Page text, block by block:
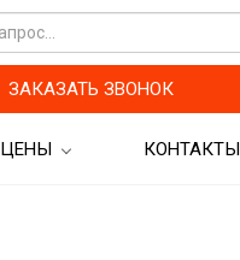
ЗАКАЗАТЬ ЗВОНОК
ЦЕНЫ КОНТАКТЫ